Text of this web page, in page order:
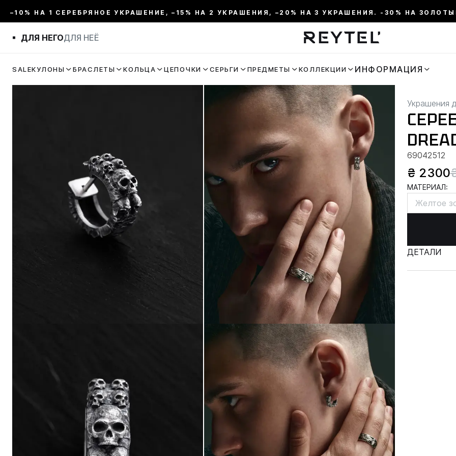
–10% НА 1 СЕРЕБРЯНОЕ УКРАШЕНИЕ, –15% НА 2 УКРАШЕНИЯ, –20% НА 3 УКРАШЕНИЯ. -30% НА
ДЛЯ НЕГОДЛЯ НЕЁ
SALEКУЛОНЫ БРАСЛЕТЫ КОЛЬЦА ЦЕПОЧКИ СЕРЬГИ ПРЕДМЕТЫ КОЛЛЕКЦИИ ИНФОРМАЦИЯ
Украшения
69042512
₴ 2300
МАТЕРИАЛ:
Желтое
ДЕТАЛИ